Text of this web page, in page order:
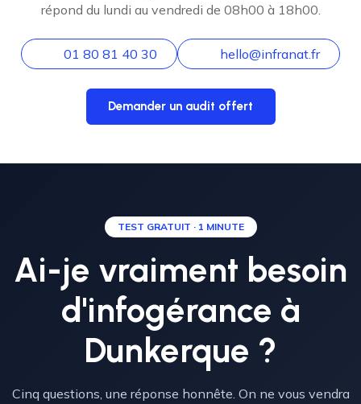
répond du lundi au vendredi de 08h00 à 18h00.
01 80 81 40 30 hello@infranat.fr
Demander un audit offert
TEST GRATUIT · 1 MINUTE
Ai-je vraiment besoin
d'infogérance à
Dunkerque ?
Cinq questions, une réponse honnête. On ne vous vendra